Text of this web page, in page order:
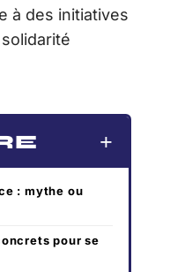
à des initiatives
: mythe ou
pour se